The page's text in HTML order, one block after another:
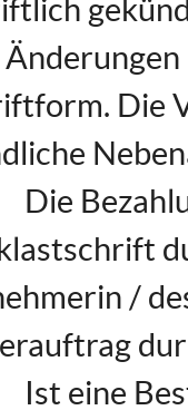
Die
Die
/
Ist eine